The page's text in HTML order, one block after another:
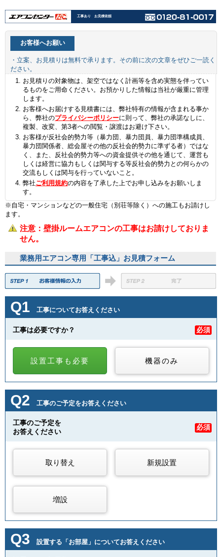
工事あり お見積依頼
お客様へお願い
・立案、お見積りは無料で承ります。その前に次の文章をぜひご一読く
ださい。
お見積りの対象物は、架空ではなく計画等を含め実態を伴ってい
るものをご用命ください。お預かりした情報は当社が厳重に管理
します。
お客様へお届けする見積書には、弊社特有の情報が含まれる事か
ら、弊社のプライバシーポリシーに則って、弊社の承諾なしに、
複製、改変、第3者への閲覧・譲渡はお避け下さい。
お客様が反社会的勢力等（暴力団、暴力団員、暴力団準構成員、
暴力団関係者、総会屋その他の反社会的勢力に準ずる者）ではな
く、また、反社会的勢力等への資金提供その他を通じて、運営も
しくは経営に協力もしくは関与する等反社会的勢力との何らかの
交流もしくは関与を行っていないこと。
弊社ご利用規約の内容を了承した上でお申し込みをお願いしま
す。
※自宅・マンションなどの一般住宅（別荘等除く）への施工もお請けし
ます。
注意：壁掛ルームエアコンの工事はお請けしておりま
せん。
業務用エアコン専用「工事込」お見積フォーム
Q1 工事についてお答えください
工事は必要ですか？ 必須
設置工事も必要 機器のみ
Q2 工事のご予定をお答えください
工事のご予定を
お答えください
必須
取り替え 新規設置
増設
Q3 設置する「お部屋」についてお答えください